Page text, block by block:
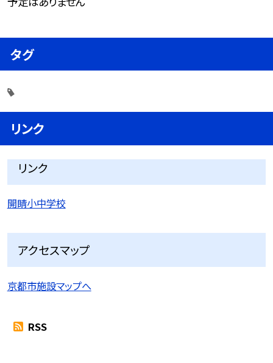
タグ
リンク
リンク
開睛小中学校
アクセスマップ
京都市施設マップへ
RSS